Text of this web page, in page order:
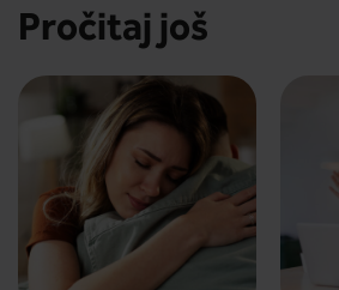
Pročitaj još